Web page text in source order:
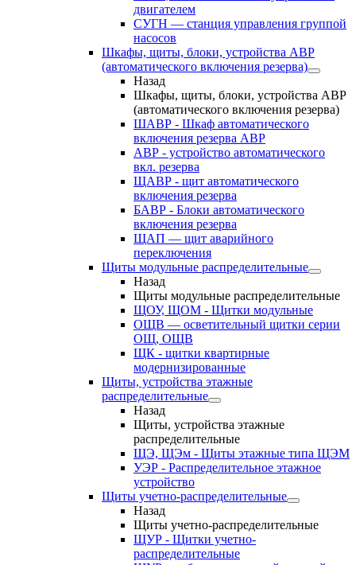
двигателем
СУГН — станция управления группой
насосов
Шкафы, щиты, блоки, устройства АВР
(автоматического включения резерва)
Назад
Шкафы, щиты, блоки, устройства АВР
(автоматического включения резерва)
ШАВР - Шкаф автоматического
включения резерва АВР
АВР - устройство автоматического
вкл. резерва
ЩАВР - щит автоматического
включения резерва
БАВР - Блоки автоматического
включения резерва
ЩАП — щит аварийного
переключения
Щиты модульные распределительные
Назад
Щиты модульные распределительные
ЩОУ, ЩОМ - Щитки модульные
ОЩВ — осветительный щитки серии
ОЩ, ОЩВ
ЩК - щитки квартирные
модернизированные
Щиты, устройства этажные
распределительные
Назад
Щиты, устройства этажные
распределительные
ЩЭ, ЩЭм - Щиты этажные типа ЩЭМ
УЭР - Распределительное этажное
устройство
Щиты учетно-распределительные
Назад
Щиты учетно-распределительные
ЩУР - Щитки учетно-
распределительные